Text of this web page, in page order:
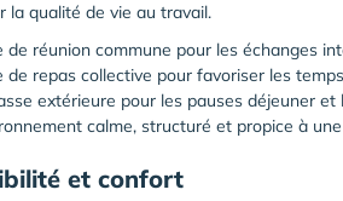
la qualité de vie au travail.
de réunion commune pour les échanges
de repas collective pour favoriser les
extérieure pour les pauses déjeuner
calme, structuré et propice à
et confort